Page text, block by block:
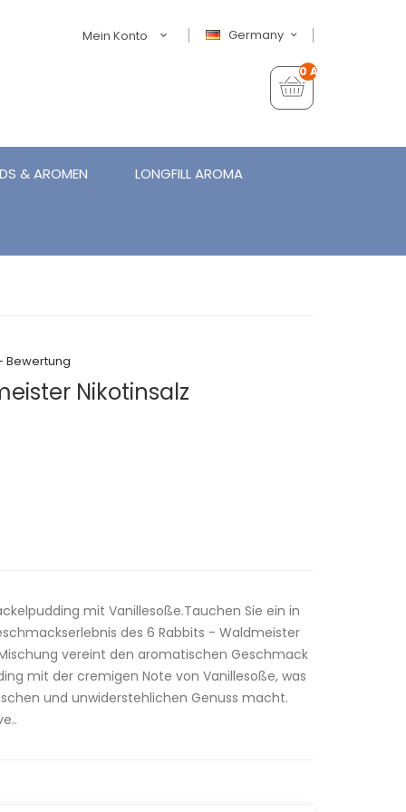
Germany
Mein Konto
0 Artikel - €0,00
& AROMEN LONGFILL AROMA
Bewertung
Nikotinsalz
mit Vanillesoße.Tauchen Sie ein in
des 6 Rabbits - Waldmeister
vereint den aromatischen Geschmack
mit der cremigen Note von Vanillesoße, was
und unwiderstehlichen Genuss macht.